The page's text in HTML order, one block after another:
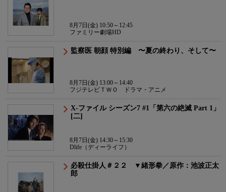
8月7日(金) 10:50～12:45
ファミリー劇場HD
監察医 朝顔 特別編 〜夏の終わり、そして〜
8月7日(金) 13:00～14:40
フジテレビＴＷＯ ドラマ・アニメ
X-ファイル シーズン7 #1「第六の絶滅 Part 1」
[二]
8月7日(金) 14:30～15:30
Dlife（ディーライフ）
必殺仕掛人＃２２ ▼緒形拳／原作：池波正太
郎